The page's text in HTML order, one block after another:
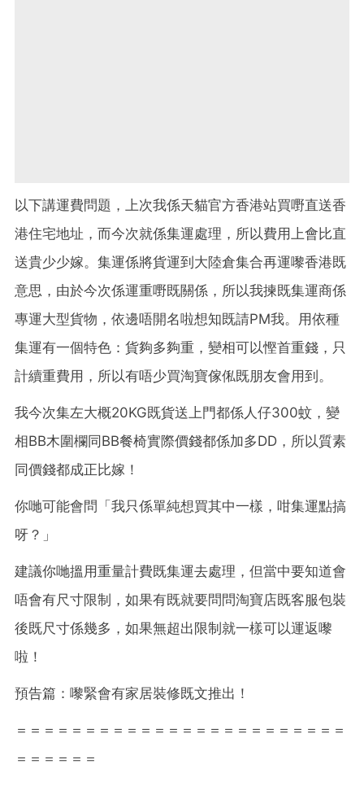
以下講運費問題，上次我係天貓官方香港站買嘢直送香
港住宅地址，而今次就係集運處理，所以費用上會比直
送貴少少嫁。集運係將貨運到大陸倉集合再運嚟香港既
意思，由於今次係運重嘢既關係，所以我揀既集運商係
專運大型貨物，依邊唔開名啦想知既請PM我。用依種
集運有一個特色：貨夠多夠重，變相可以慳首重錢，只
計續重費用，所以有唔少買淘寶傢俬既朋友會用到。
我今次集左大概20KG既貨送上門都係人仔300蚊，變
相BB木圍欄同BB餐椅實際價錢都係加多DD，所以質素
同價錢都成正比嫁！
你哋可能會問「我只係單純想買其中一樣，咁集運點搞
呀？」
建議你哋搵用重量計費既集運去處理，但當中要知道會
唔會有尺寸限制，如果有既就要問問淘寶店既客服包裝
後既尺寸係幾多，如果無超出限制就一樣可以運返嚟
啦！
預告篇：嚟緊會有家居裝修既文推出！
＝＝＝＝＝＝＝＝＝＝＝＝＝＝＝＝＝＝＝＝＝＝＝＝
＝＝＝＝＝＝